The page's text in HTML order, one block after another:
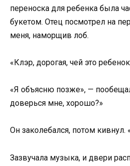
переноска для ребенка была
букетом. Отец посмотрел на
меня, наморщив лоб.
«Клэр, дорогая, чей это
«Я объясню позже», —
доверься мне, хорошо?»
Он заколебался, потом кивнул.
Зазвучала музыка, и двери